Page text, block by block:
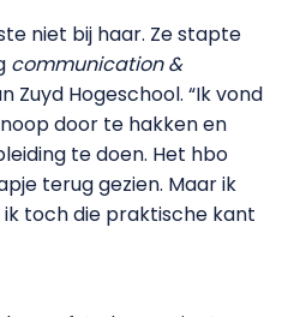
niet bij haar. Ze stapte
communication &
Zuyd Hogeschool. “Ik vond
door te hakken en
te doen. Het hbo
terug gezien. Maar ik
toch die praktische kant